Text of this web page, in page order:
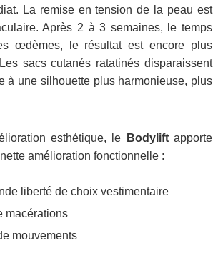
La remise en tension de la peau est
Après 2 à 3 semaines, le temps
œdèmes, le résultat est encore plus
sacs cutanés ratatinés disparaissent
à une silhouette plus harmonieuse, plus
esthétique, le Bodyliftapporte
amélioration fonctionnelle :
liberté de choix vestimentaire
macérations
mouvements